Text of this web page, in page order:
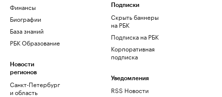
Финансы
Биографии
База знаний
РБК Образование
Новости
регионов
Санкт-Петербург
и область
Подписки
Скрыть баннеры
на РБК
Подписка на РБК
Корпоративная
подписка
Уведомления
RSS Новости